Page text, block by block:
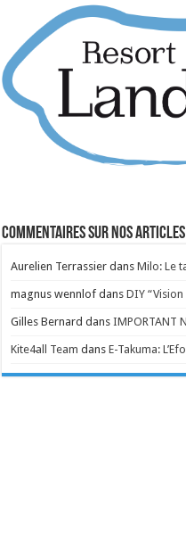
Commentaires sur nos articles
Aurelien Terrassier dansMilo: Le
magnus wennlof dansDIY
Gilles Bernard dansIMPORTANT
Kite4all Team dansE-Takuma: